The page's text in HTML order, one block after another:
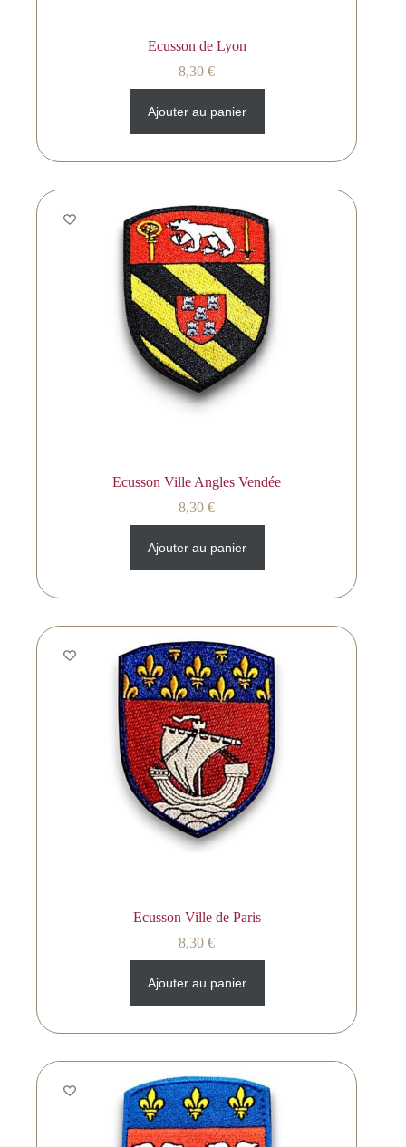
Ecusson de Lyon
8,30€
Ajouter au panier
Ecusson Ville Angles Vendée
8,30€
Ajouter au panier
Ecusson Ville de Paris
8,30€
Ajouter au panier